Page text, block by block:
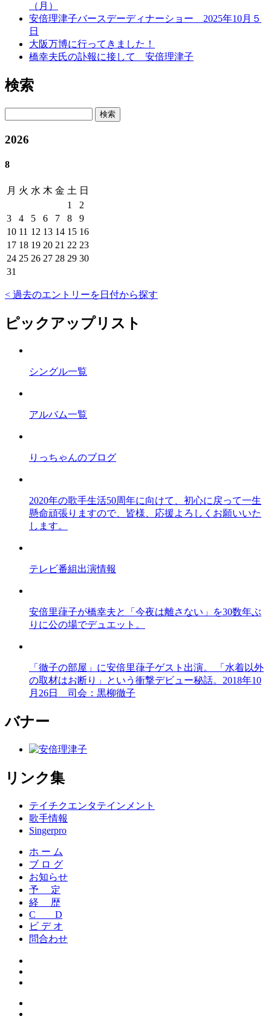
（月）
安倍理津子バースデーディナーショー 2025年10月５
日
大阪万博に行ってきました！
橋幸夫氏の訃報に接して 安倍理津子
検索
検索
2026
8
月 火 水 木 金 土 日
1
2
3
4 5 6 7 8
9
10 11 12 13 14 15 16
17 18 19 20 21 22 23
24 25 26 27 28 29 30
31
< 過去のエントリーを日付から探す
ピックアップリスト
シングル一覧
アルバム一覧
りっちゃんのブログ
2020年の歌手生活50周年に向けて、初心に戻って一生
懸命頑張りますので、皆様、応援よろしくお願いいた
します。
テレビ番組出演情報
安倍里葎子が橋幸夫と「今夜は離さない」を30数年ぶ
りに公の場でデュエット。
「徹子の部屋」に安倍里葎子ゲスト出演。 「水着以外
の取材はお断り」という衝撃デビュー秘話。2018年10
月26日 司会：黒柳徹子
バナー
リンク集
テイチクエンタテインメント
歌手情報
Singerpro
ホ ー ム
ブ ロ グ
お知らせ
予 定
経 歴
C D
ビ デ オ
問合わせ